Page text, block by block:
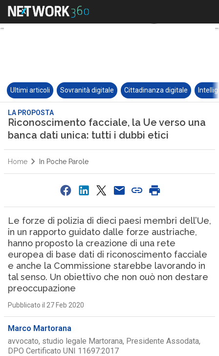
Ultimi articoli Sovranità digitale Cittadinanza digitale
LA PROPOSTA
Riconoscimento facciale, la Ue verso una
banca dati unica: tutti i dubbi etici
Home In Poche Parole
Le forze di polizia di dieci paesi membri dell’Ue,
in un rapporto guidato dalle forze austriache,
hanno proposto la creazione di una rete
europea di base dati di riconoscimento facciale
e anche la Commissione starebbe lavorando in
tal senso. Un obiettivo che non ouò non destare
preoccupazione
Pubblicato il 27 Feb 2020
Marco Martorana
avvocato, studio legale Martorana, Presidente Assodata,
DPO Certificato UNI 11697:2017